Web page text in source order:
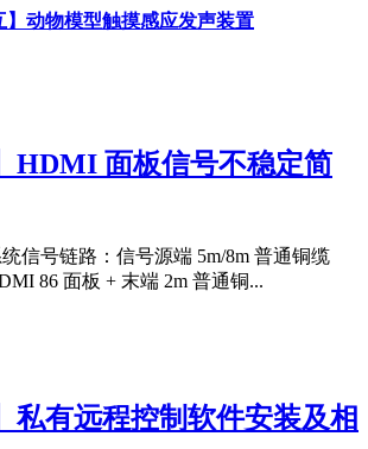
】动物模型触摸感应发声装置
HDMI 面板信号不稳定简
信号链路：信号源端 5m/8m 普通铜缆
86 面板 + 末端 2m 普通铜...
私有远程控制软件安装及相